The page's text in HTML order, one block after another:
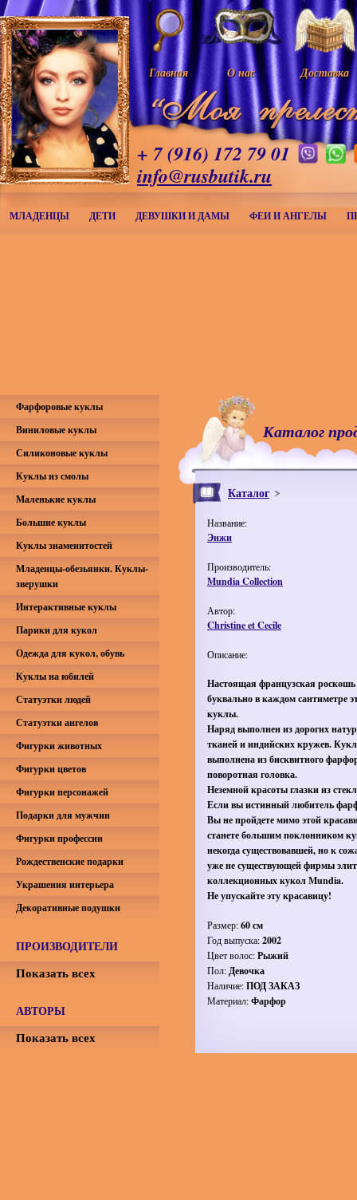
Главная О нас Доставка
+ 7 (916) 172 79 01
info@rusbutik.ru
МЛАДЕНЦЫ ДЕТИ ДЕВУШКИ И ДАМЫ ФЕИ И АНГЕЛЫ
Каталог
Каталог
Название:
Энжи
Производитель:
Mundia Collection
Автор:
Christine et Cecile
Описание:
Настоящая французская роскошь
буквально в каждом сантиметре
куклы.
Наряд выполнен из дорогих
тканей и индийских кружев.
выполнена из бисквитного
поворотная головка.
Неземной красоты глазки из
Если вы истинный любитель
Вы не пройдете мимо этой
станете большим поклонником
некогда существовавшей, но к
уже не существующей фирмы
коллекционных кукол Mundia.
Не упускайте эту красавицу!
Размер:60 см
Год выпуска:2002
Цвет волос:Рыжий
Пол:Девочка
Наличие:ПОД ЗАКАЗ
Материал:Фарфор
Фарфоровые куклы
Виниловые куклы
Силиконовые куклы
Куклы из смолы
Маленькие куклы
Большие куклы
Куклы знаменитостей
Младенцы-обезьянки. Куклы-
зверушки
Интерактивные куклы
Парики для кукол
Одежда для кукол, обувь
Куклы на юбилей
Статуэтки людей
Статуэтки ангелов
Фигурки животных
Фигурки цветов
Фигурки персонажей
Подарки для мужчин
Фигурки профессии
Рождественские подарки
Украшения интерьера
Декоративные подушки
ПРОИЗВОДИТЕЛИ
Показать всех
АВТОРЫ
Показать всех